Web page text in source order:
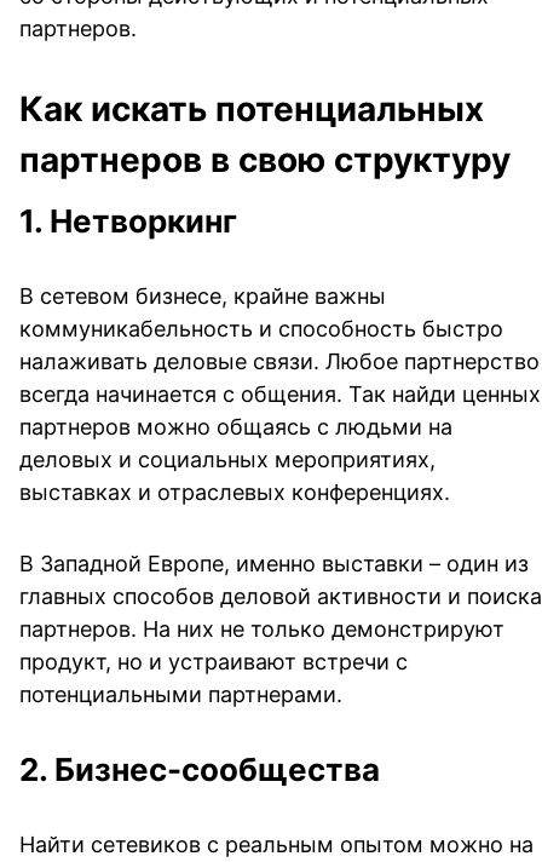
партнеров.
Как искать потенциальных
партнеров в свою структуру
1. Нетворкинг
В сетевом бизнесе, крайне важны
коммуникабельность и способность быстро
налаживать деловые связи. Любое партнерство
всегда начинается с общения. Так найди ценных
партнеров можно общаясь с людьми на
деловых и социальных мероприятиях,
выставках и отраслевых конференциях.
В Западной Европе, именно выставки – один из
главных способов деловой активности и поиска
партнеров. На них не только демонстрируют
продукт, но и устраивают встречи с
потенциальными партнерами.
2. Бизнес-сообщества
Найти сетевиков с реальным опытом можно на